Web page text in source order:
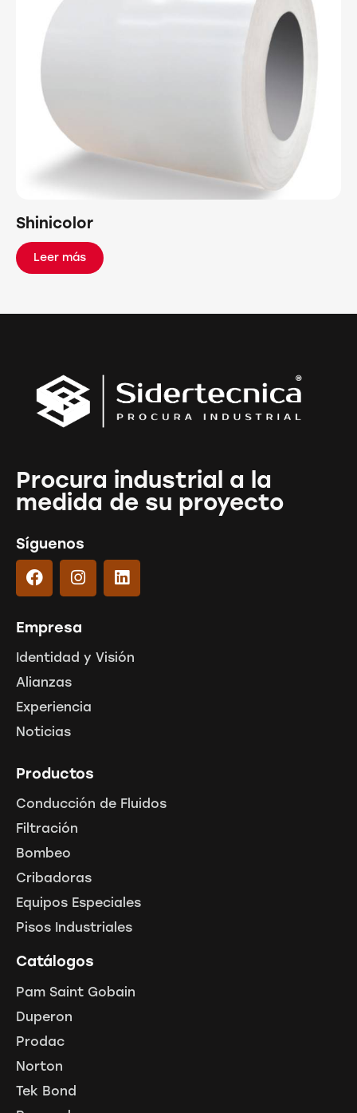
Shinicolor
Leer más
Procura industrial a la
medida de su proyecto
Síguenos
Empresa
Identidad y Visión
Alianzas
Experiencia
Noticias
Productos
Conducción de Fluidos
Filtración
Bombeo
Cribadoras
Equipos Especiales
Pisos Industriales
Catálogos
Pam Saint Gobain
Duperon
Prodac
Norton
Tek Bond